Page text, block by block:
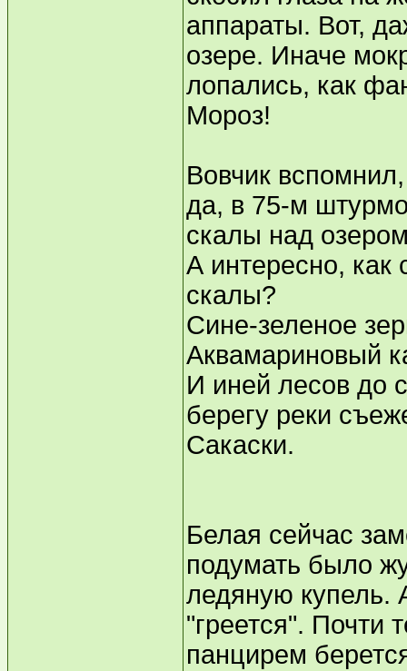
аппараты. Вот,
озере. Иначе
лопались, как
Мороз!
Вовчик
да, в 75-м
скалы над
А интересно, как
скалы?
Сине-зеленое
Аквамариновый
И иней лесов до
берегу реки
Сакаски.
Белая сейчас
подумать было
ледяную купель.
"греется". Почти
панцирем